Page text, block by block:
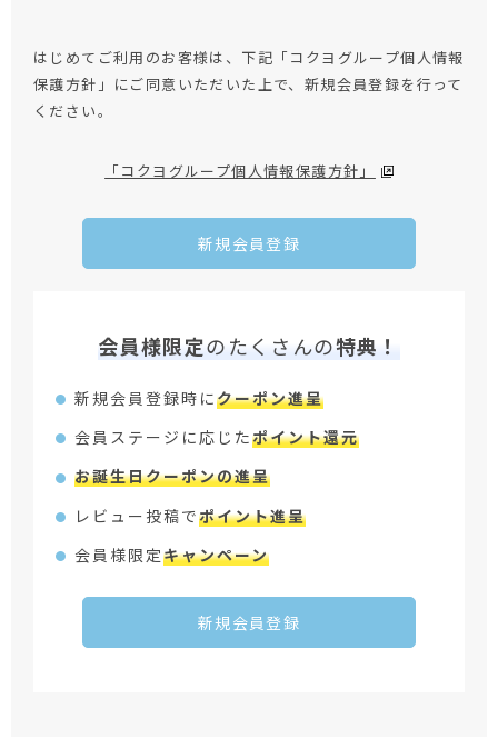
はじめてご利用のお客様は、下記「コクヨグループ個人情報
保護方針」にご同意いただいた上で、新規会員登録を行って
ください。
「コクヨグループ個人情報保護方針」
新規会員登録
会員様限定のたくさんの特典！
新規会員登録時にクーポン進呈
会員ステージに応じたポイント還元
お誕生日クーポンの進呈
レビュー投稿でポイント進呈
会員様限定キャンペーン
新規会員登録